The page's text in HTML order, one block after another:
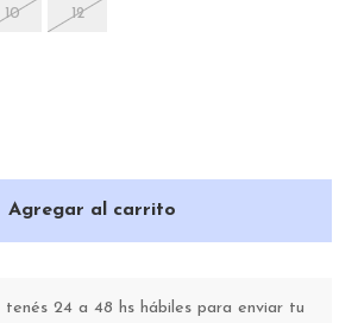
10 12
Agregar al carrito
tenés 24 a 48 hs hábiles para enviar tu